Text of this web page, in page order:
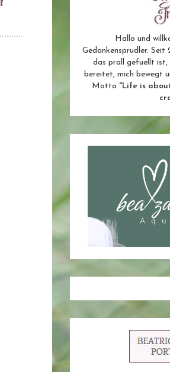
Hallo und
Gedankensprudler.
das prall gefuellt ist,
bereitet, mich bewegt
Motto "Life is